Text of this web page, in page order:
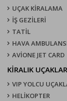
UÇAK KIRALAMA
İŞ GEZİLERİ
TATİL
HAVA
AVİONE JET CARD
KIRALIK UÇAKLAR
VIP YOLCU
HELİKOPTER